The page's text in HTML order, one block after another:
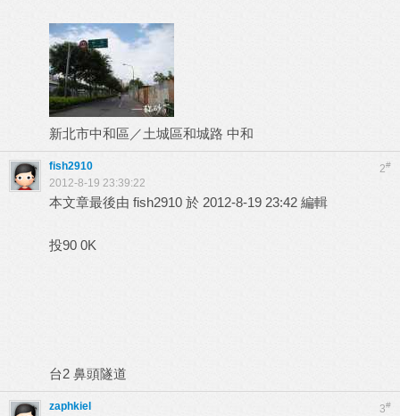
新北市中和區／土城區和城路 中和
2#
fish2910
2012-8-19 23:39:22
本文章最後由 fish2910 於 2012-8-19 23:42 編輯
投90 0K
台2 鼻頭隧道
3#
zaphkiel